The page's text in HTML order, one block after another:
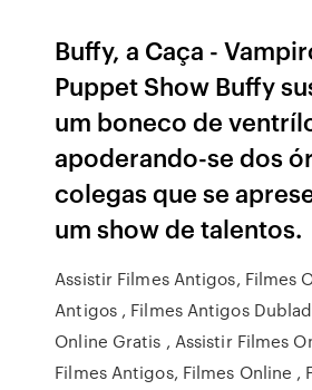
Buffy, a Caça -
Puppet Show Buffy
um boneco de
apoderando-se dos
colegas que se
um show de talentos.
Assistir Filmes Antigos, Filmes
Antigos , Filmes Antigos
Online Gratis , Assistir Filmes
Filmes Antigos, Filmes Online ,